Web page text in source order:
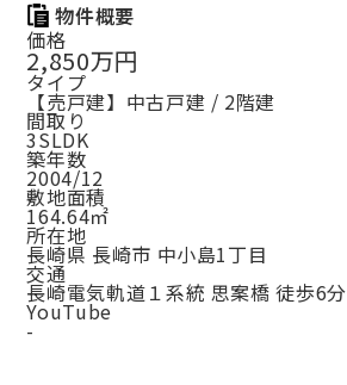
物件概要
価格
2,850万円
タイプ
【売戸建】中古戸建 / 2階建
間取り
3SLDK
築年数
2004/12
敷地面積
164.64㎡
所在地
長崎県 長崎市 中小島1丁目
交通
長崎電気軌道１系統 思案橋 徒歩6分
YouTube
-